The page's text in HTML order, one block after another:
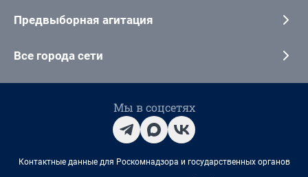
Предвыборная агитация
Все города сети
Мы в соцсетях
Контактные данные для Роскомнадзора и государственных органов